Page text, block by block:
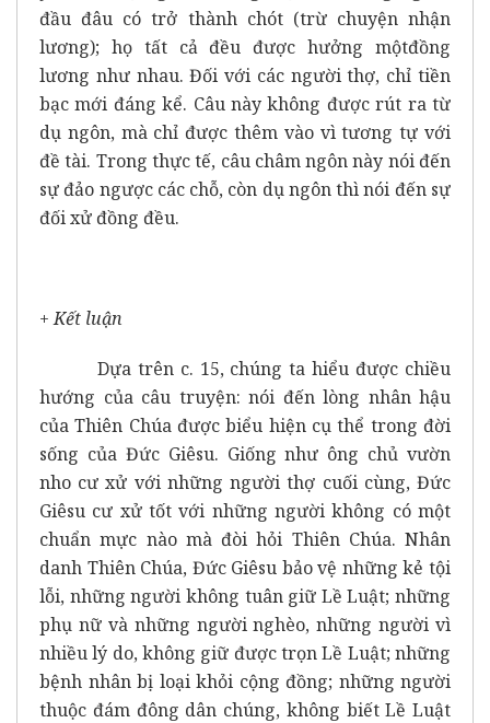
đầu đâu có trở thành chót (trừ chuyện nhận
lương); họ tất cả đều được hưởng mộtđồng
lương như nhau. Đối với các người thợ, chỉ tiền
bạc mới đáng kể. Câu này không được rút ra từ
dụ ngôn, mà chỉ được thêm vào vì tương tự với
đề tài. Trong thực tế, câu châm ngôn này nói đến
sự đảo ngược các chỗ, còn dụ ngôn thì nói đến sự
đối xử đồng đều.
+ Kết luận
Dựa trên c. 15, chúng ta hiểu được chiều
hướng của câu truyện: nói đến lòng nhân hậu
của Thiên Chúa được biểu hiện cụ thể trong đời
sống của Đức Giêsu. Giống như ông chủ vườn
nho cư xử với những người thợ cuối cùng, Đức
Giêsu cư xử tốt với những người không có một
chuẩn mực nào mà đòi hỏi Thiên Chúa. Nhân
danh Thiên Chúa, Đức Giêsu bảo vệ những kẻ tội
lỗi, những người không tuân giữ Lề Luật; những
phụ nữ và những người nghèo, những người vì
nhiều lý do, không giữ được trọn Lề Luật; những
bệnh nhân bị loại khỏi cộng đồng; những người
thuộc đám đông dân chúng, không biết Lề Luật